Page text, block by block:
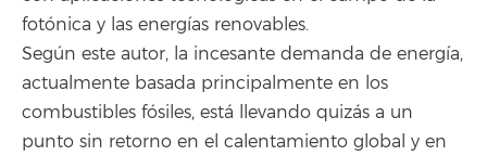
fotónica y las energías renovables.
Según este autor, la incesante demanda de energía,
actualmente basada principalmente en los
combustibles fósiles, está llevando quizás a un
punto sin retorno en el calentamiento global y en